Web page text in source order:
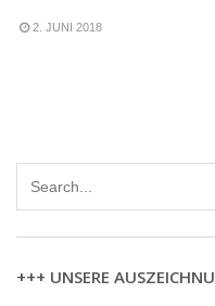
2. JUNI 2018
+++ UNSERE